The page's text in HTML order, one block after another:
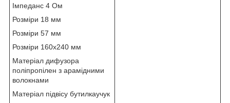
Імпеданс 4 Ом
Розміри 18 мм
Розміри 57 мм
Розміри 160х240 мм
Матеріал дифузора
поліпропілен з арамідними
волокнами
Матеріал підвісу бутилкаучук